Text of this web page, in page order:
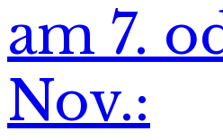
am 7.
Nov.: